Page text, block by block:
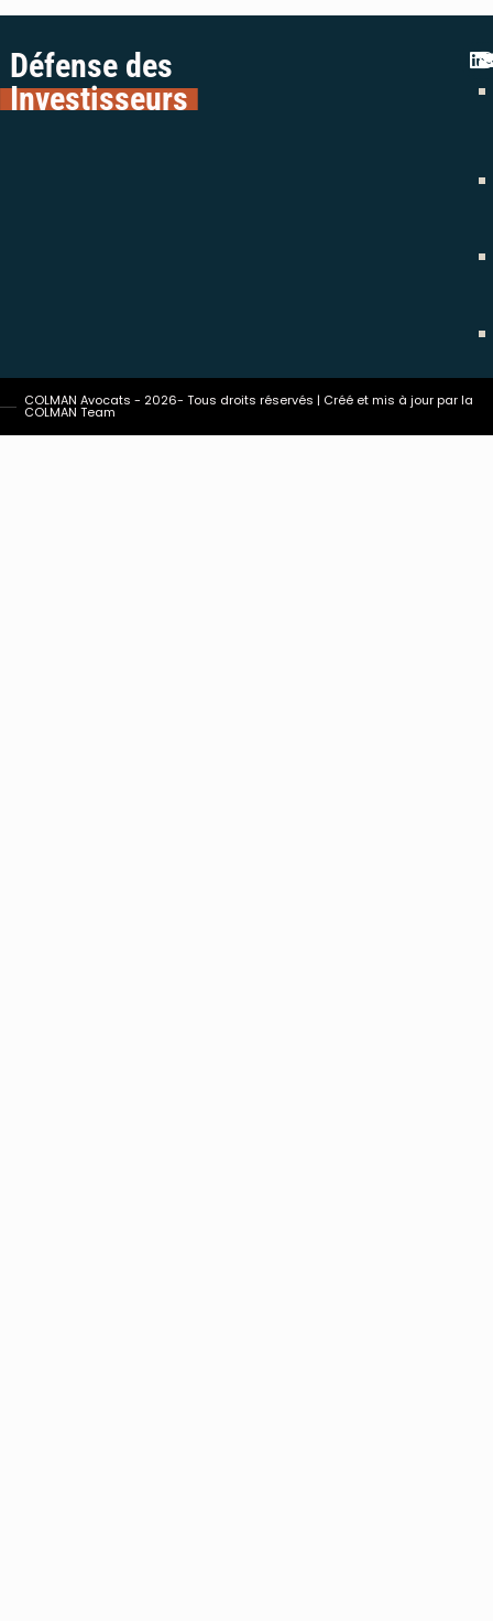
Défense des
Investisseurs
COLMAN Avocats - 2026- Tous droits réservés | Créé et mis à jour par la
COLMAN Team